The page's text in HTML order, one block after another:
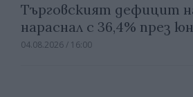
Търговският дефицит
нараснал с 36,4% през
04.08.2026 / 16:00